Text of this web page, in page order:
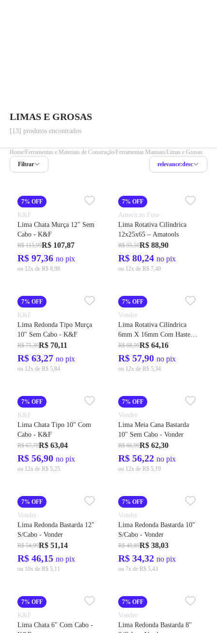
LIMAS E GROSAS
[13] produtos encontrados
Home Ferramentas e Materiais de Construção Ferramentas Manuais Limas e Grosas
Filtrar
relevance:desc
7% OFF
K&F
Lima Chata Murça 12" Sem
Cabo - K&F
R$ 115,99R$ 107,87
R$ 97,36 no pix
ou 12x de R$ 8,98
7% OFF
American Fuse
Lima Rotativa Cilíndrica
12x25x65 – Amatools
R$ 95,59R$ 88,90
R$ 80,24 no pix
ou 12x de R$ 7,40
7% OFF
K&F
Lima Redonda Tipo Murça
10" Sem Cabo - K&F
R$ 75,39R$ 70,11
R$ 63,27 no pix
ou 12x de R$ 5,84
7% OFF
Vonder
Lima Rotativa Cilíndrica
6mm X 16mm Com Haste
6mm - Vonder
R$ 68,99R$ 64,16
R$ 57,90 no pix
ou 12x de R$ 5,34
7% OFF
K&F
Lima Chata Tipo 10" Com
Cabo - K&F
R$ 67,79R$ 63,04
R$ 56,90 no pix
ou 12x de R$ 5,25
7% OFF
Vonder
Lima Meia Cana Bastarda
10" Sem Cabo - Vonder
R$ 66,99R$ 62,30
R$ 56,22 no pix
ou 12x de R$ 5,19
7% OFF
Vonder
Lima Redonda Bastarda 12"
S/Cabo - Vonder
R$ 54,99R$ 51,14
R$ 46,15 no pix
ou 10x de R$ 5,11
7% OFF
Vonder
Lima Redonda Bastarda 10"
S/Cabo - Vonder
R$ 40,89R$ 38,03
R$ 34,32 no pix
ou 7x de R$ 5,43
7% OFF
K&F
Lima Chata 6" Com Cabo -
7% OFF
Vonder
Lima Redonda Bastarda 8"